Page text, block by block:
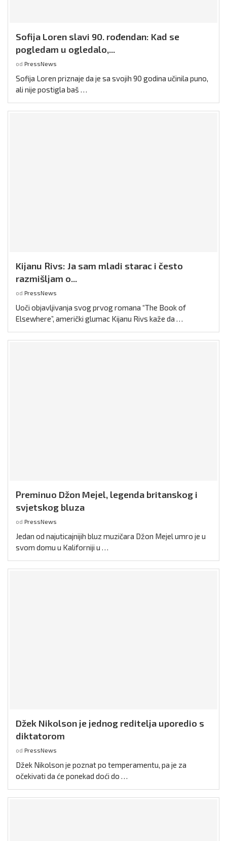
Sofija Loren slavi 90. rođendan: Kad se
pogledam u ogledalo,...
od PressNews
Sofija Loren priznaje da je sa svojih 90 godina učinila puno,
ali nije postigla baš …
Kijanu Rivs: Ja sam mladi starac i često
razmišljam o...
od PressNews
Uoči objavljivanja svog prvog romana “The Book of
Elsewhere”, američki glumac Kijanu Rivs kaže da …
Preminuo Džon Mejel, legenda britanskog i
svjetskog bluza
od PressNews
Jedan od najuticajnijih bluz muzičara Džon Mejel umro je u
svom domu u Kaliforniji u …
Džek Nikolson je jednog reditelja uporedio s
diktatorom
od PressNews
Džek Nikolson je poznat po temperamentu, pa je za
očekivati da će ponekad doći do …